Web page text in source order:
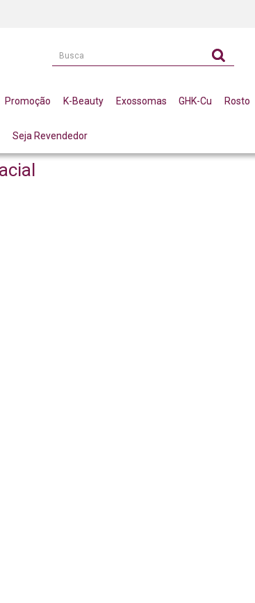
Promoção K-Beauty Exossomas GHK-Cu Rosto
Seja Revendedor